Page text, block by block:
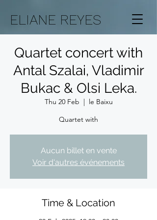
ELIANE REYES
Quartet concert with
Antal Szalai, Vladimir
Bukac & Olsi Leka.
Thu 20 Feb
  |
le Baixu
Quartet with
Aucun billet en vente
Voir d'autres événements
Time & Location